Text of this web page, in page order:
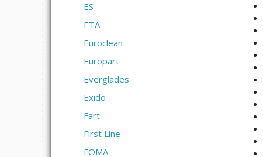
ES
ETA
Euroclean
Europart
Everglades
Exido
Fart
First Line
FOMA